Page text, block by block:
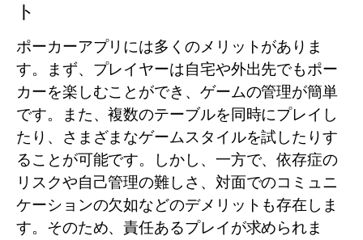
ト
ポーカーアプリには多くのメリットがありま
す。まず、プレイヤーは自宅や外出先でもポー
カーを楽しむことができ、ゲームの管理が簡単
です。また、複数のテーブルを同時にプレイし
たり、さまざまなゲームスタイルを試したりす
ることが可能です。しかし、一方で、依存症の
リスクや自己管理の難しさ、対面でのコミュニ
ケーションの欠如などのデメリットも存在しま
す。そのため、責任あるプレイが求められま